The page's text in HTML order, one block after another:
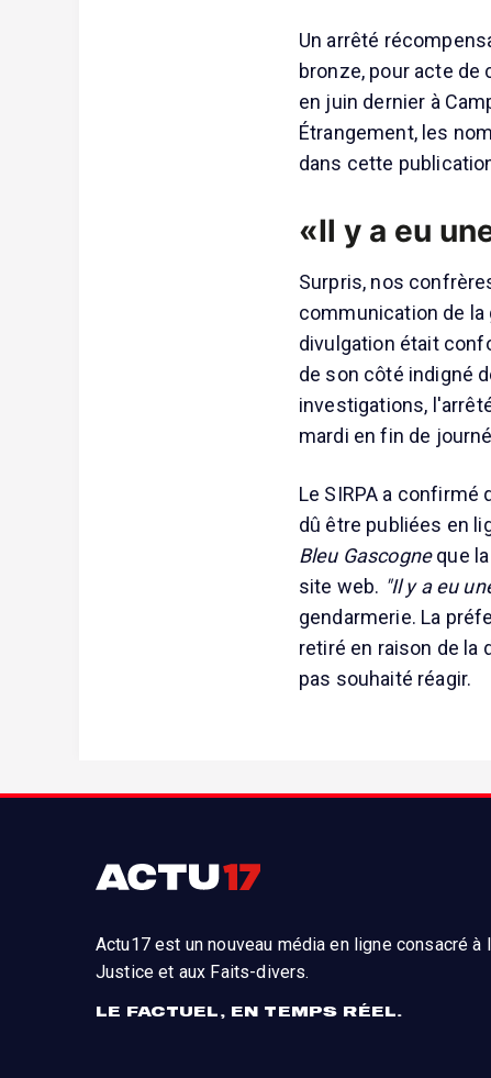
Un arrêté
bronze, pour acte de
en juin dernier à
Étrangement, les
dans cette
«Il y a eu
Surpris, nos
communication de
divulgation était
de son côté indigné
investigations,
mardi en fin de
Le SIRPA a
dû être publiées en
Bleu Gascogneque
site web. "Il y a eu
gendarmerie. La
retiré en raison de la
pas souhaité réagir.
Actu17 est un nouveau média en ligne consacré
Justice et aux Faits-divers.
LE FACTUEL, EN TEMPS RÉEL.